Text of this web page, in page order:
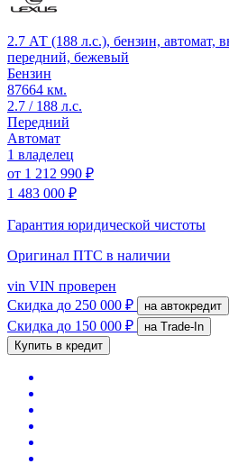
2.7 АТ (188 л.с.), бензин, автомат,
передний, бежевый
Бензин
87664 км.
2.7 / 188 л.с.
Передний
Автомат
1 владелец
от 1 212 990 ₽
1 483 000 ₽
Гарантия юридической чистоты
Оригинал ПТС в наличии
vin VIN проверен
Скидка до 250 000 ₽ на автокредит
Скидка до 150 000 ₽
на Trade-In
Купить в кредит